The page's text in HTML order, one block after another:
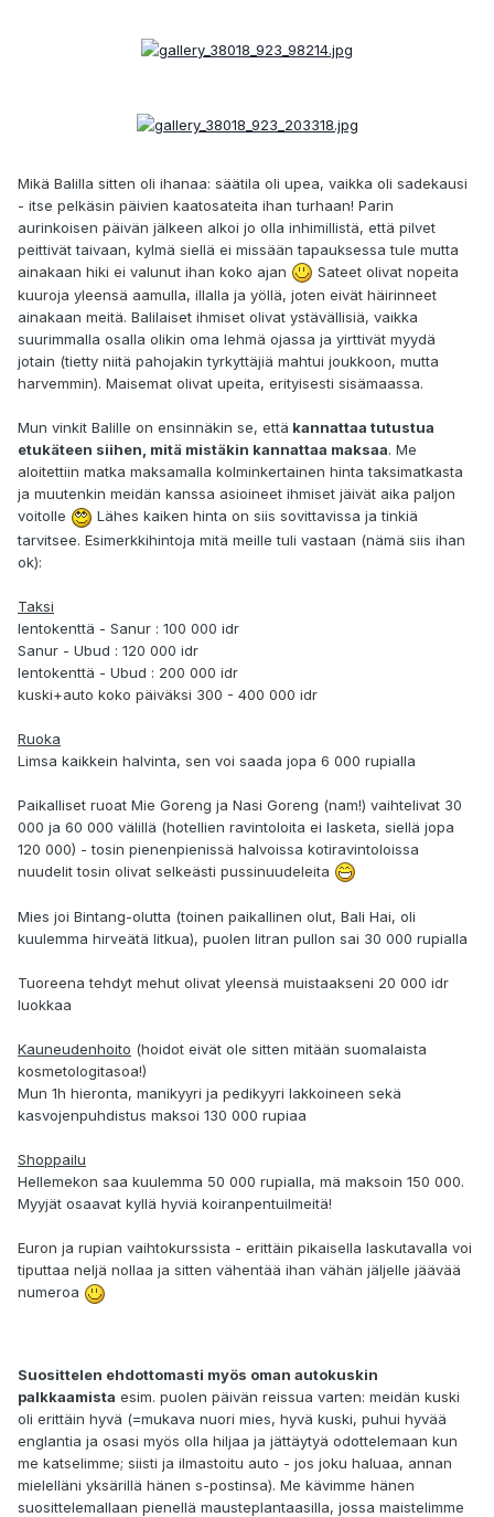
Mikä Balilla sitten oli ihanaa: säätila oli upea, vaikka oli sadekausi
- itse pelkäsin päivien kaatosateita ihan turhaan! Parin
aurinkoisen päivän jälkeen alkoi jo olla inhimillistä, että pilvet
peittivät taivaan, kylmä siellä ei missään tapauksessa tule mutta
ainakaan hiki ei valunut ihan koko ajan
Sateet olivat nopeita
kuuroja yleensä aamulla, illalla ja yöllä, joten eivät häirinneet
ainakaan meitä. Balilaiset ihmiset olivat ystävällisiä, vaikka
suurimmalla osalla olikin oma lehmä ojassa ja yirttivät myydä
jotain (tietty niitä pahojakin tyrkyttäjiä mahtui joukkoon, mutta
harvemmin). Maisemat olivat upeita, erityisesti sisämaassa.
Mun vinkit Balille on ensinnäkin se, että kannattaa tutustua
etukäteen siihen, mitä mistäkin kannattaa maksaa. Me
aloitettiin matka maksamalla kolminkertainen hinta taksimatkasta
ja muutenkin meidän kanssa asioineet ihmiset jäivät aika paljon
voitolle
Lähes kaiken hinta on siis sovittavissa ja tinkiä
tarvitsee. Esimerkkihintoja mitä meille tuli vastaan (nämä siis ihan
ok):
Taksi
lentokenttä - Sanur : 100 000 idr
Sanur - Ubud : 120 000 idr
lentokenttä - Ubud : 200 000 idr
kuski+auto koko päiväksi 300 - 400 000 idr
Ruoka
Limsa kaikkein halvinta, sen voi saada jopa 6 000 rupialla
Paikalliset ruoat Mie Goreng ja Nasi Goreng (nam!) vaihtelivat 30
000 ja 60 000 välillä (hotellien ravintoloita ei lasketa, siellä jopa
120 000) - tosin pienenpienissä halvoissa kotiravintoloissa
nuudelit tosin olivat selkeästi pussinuudeleita
Mies joi Bintang-olutta (toinen paikallinen olut, Bali Hai, oli
kuulemma hirveätä litkua), puolen litran pullon sai 30 000 rupialla
Tuoreena tehdyt mehut olivat yleensä muistaakseni 20 000 idr
luokkaa
Kauneudenhoito (hoidot eivät ole sitten mitään suomalaista
kosmetologitasoa!)
Mun 1h hieronta, manikyyri ja pedikyyri lakkoineen sekä
kasvojenpuhdistus maksoi 130 000 rupiaa
Shoppailu
Hellemekon saa kuulemma 50 000 rupialla, mä maksoin 150 000.
Myyjät osaavat kyllä hyviä koiranpentuilmeitä!
Euron ja rupian vaihtokurssista - erittäin pikaisella laskutavalla voi
tiputtaa neljä nollaa ja sitten vähentää ihan vähän jäljelle jäävää
numeroa
Suosittelen ehdottomasti myös oman autokuskin
palkkaamista esim. puolen päivän reissua varten: meidän kuski
oli erittäin hyvä (=mukava nuori mies, hyvä kuski, puhui hyvää
englantia ja osasi myös olla hiljaa ja jättäytyä odottelemaan kun
me katselimme; siisti ja ilmastoitu auto - jos joku haluaa, annan
mielelläni yksärillä hänen s-postinsa). Me kävimme hänen
suosittelemallaan pienellä mausteplantaasilla, jossa maistelimme